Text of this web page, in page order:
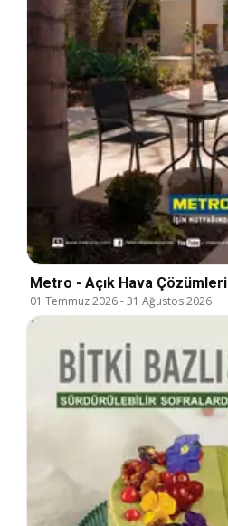
Metro - Açık Hava Çözümleri
01 Temmuz 2026-31 Ağustos 2026